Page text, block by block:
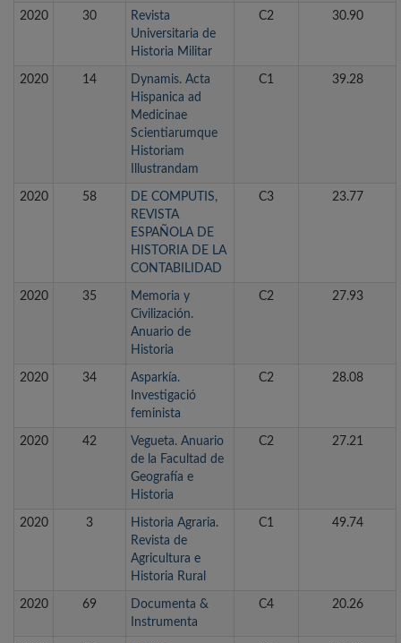
2020 30
Revista
Universitaria de
Historia Militar
C2 30.90
2020 14
Dynamis. Acta
Hispanica ad
Medicinae
Scientiarumque
Historiam
Illustrandam
C1 39.28
2020 58
DE COMPUTIS,
REVISTA
ESPAÑOLA DE
HISTORIA DE LA
CONTABILIDAD
C3 23.77
2020 35
Memoria y
Civilización.
Anuario de
Historia
C2 27.93
2020 34
Asparkía.
Investigació
feminista
C2 28.08
2020 42
Vegueta. Anuario
de la Facultad de
Geografía e
Historia
C2 27.21
2020 3
Historia Agraria.
Revista de
Agricultura e
Historia Rural
C1 49.74
2020 69
Documenta &
Instrumenta
C4 20.26